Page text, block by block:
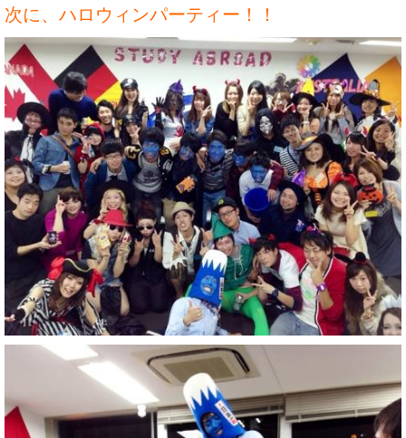
次に、ハロウィンパーティー！！